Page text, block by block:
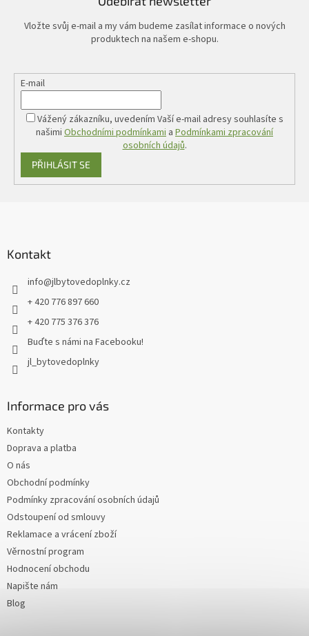
Vložte svůj e-mail a my vám budeme zasílat informace o nových
produktech na našem e-shopu.
E-mail
Vážený zákazníku, uvedením Vaší e-mail adresy souhlasíte s
našimi Obchodními podmínkami a Podmínkami zpracování
osobních údajů.
PŘIHLÁSIT SE
Kontakt
info@jlbytovedoplnky.cz
+ 420 776 897 660
+ 420 775 376 376
Buďte s námi na Facebooku!
jl_bytovedoplnky
Informace pro vás
Kontakty
Doprava a platba
O nás
Obchodní podmínky
Podmínky zpracování osobních údajů
Odstoupení od smlouvy
Reklamace a vrácení zboží
Věrnostní program
Hodnocení obchodu
Napište nám
Blog